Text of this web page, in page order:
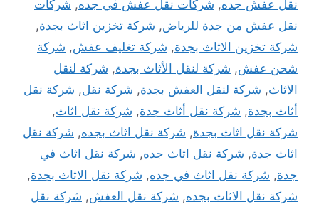
نقل عفش جده, شركات نقل عفش في جده, شركات
نقل عفش من جدة للرياض, شركة تخزين اثاث بجدة,
شركة تخزين الاثاث بجدة, شركة تغليف عفش, شركة
شحن عفش, شركة لنقل الأثاث بجدة, شركة لنقل
الاثاث, شركة لنقل العفش بجدة, شركة نقل, شركة نقل
أثاث بجدة, شركة نقل أثاث جدة, شركة نقل اثاث,
شركة نقل اثاث بجدة, شركة نقل اثاث بجده, شركة نقل
اثاث جدة, شركة نقل اثاث جده, شركة نقل اثاث في
جدة, شركة نقل اثاث في جده, شركة نقل الاثاث بجدة,
شركة نقل الاثاث بجده, شركة نقل العفش, شركة نقل